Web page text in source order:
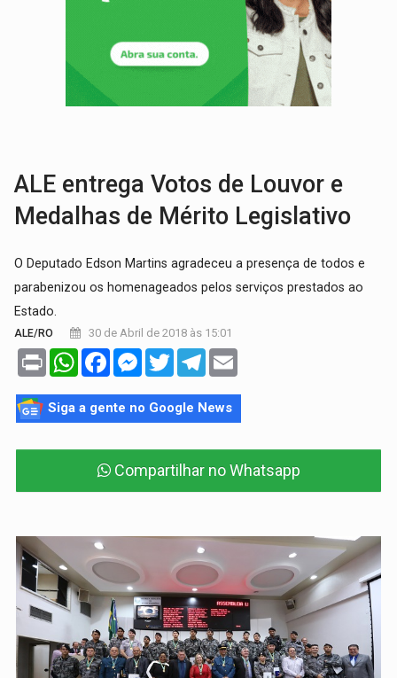
PM abre concurso público com 2.000 vagas para
CINEAMAZÔNIA:Filmes rondonienses provocam debate sobre temas urgentes
Publicação Legal: AVISO DE LICITAÇÃO: PREGÃO ELETRÔNICO Nº
ALE entrega Votos de Louvor e
Medalhas de Mérito Legislativo
O Deputado Edson Martins agradeceu a presença de todos e
parabenizou os homenageados pelos serviços prestados ao
Estado.
ALE/RO 30 de Abril de 2018 às 15:01
Print WhatsAppFacebookMessenger
TwitterTelegram
Siga a gente no Google News
Compartilhar no Whatsapp